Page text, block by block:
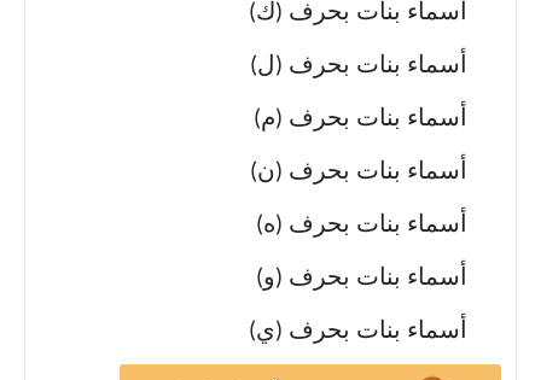
أسماء بنات بحرف (ك)
أسماء بنات بحرف (ل)
أسماء بنات بحرف (م)
أسماء بنات بحرف (ن)
أسماء بنات بحرف (ه)
أسماء بنات بحرف (و)
أسماء بنات بحرف (ي)